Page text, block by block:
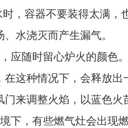
容器不要装得太满，
水浇灭而产生漏气。
随时留心炉火的颜色
在这种情况下，会释放出
门来调整火焰，以蓝色火
，有些燃气灶会出现